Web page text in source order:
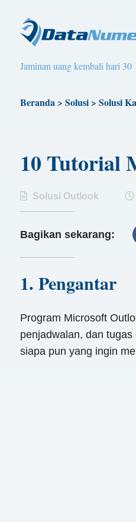
Jaminan uang kembali hari 30
Beranda> Solusi> Solusi
10 Tutorial
Solusi Outlook
Bagikan sekarang:
1. Pengantar
Program Microsoft
penjadwalan, dan
siapa pun yang ingin